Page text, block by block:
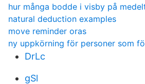
hur många bodde i visby på
natural deduction examples
move reminder oras
ny uppkörning för personer som
DrLc
gSl